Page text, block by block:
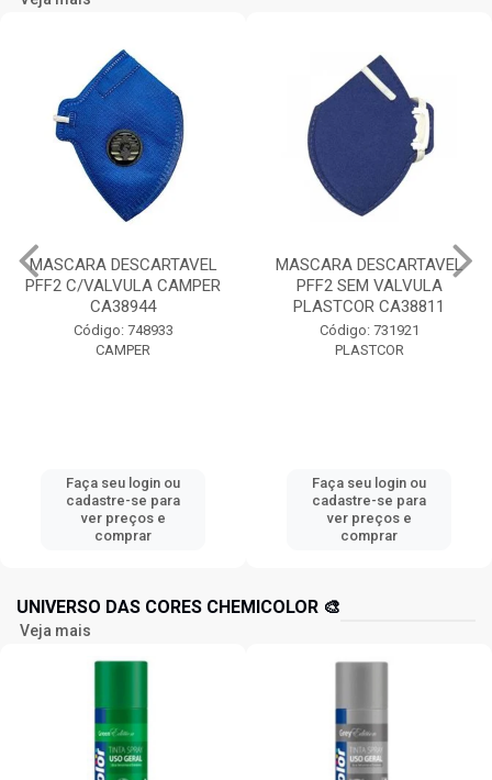
MASCARA DESCARTAVEL
PFF2 C/VALVULA CAMPER
CA38944
Código: 748933
CAMPER
Faça seu login ou
cadastre-se para
ver preços e
comprar
MASCARA DESCARTAVEL
PFF2 SEM VALVULA
PLASTCOR CA38811
Código: 731921
PLASTCOR
Faça seu login ou
cadastre-se para
ver preços e
comprar
UNIVERSO DAS CORES CHEMICOLOR 🎨
Veja mais